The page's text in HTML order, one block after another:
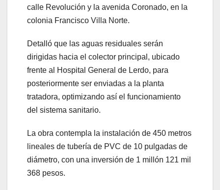
calle Revolución y la avenida Coronado, en la
colonia Francisco Villa Norte.
Detalló que las aguas residuales serán
dirigidas hacia el colector principal, ubicado
frente al Hospital General de Lerdo, para
posteriormente ser enviadas a la planta
tratadora, optimizando así el funcionamiento
del sistema sanitario.
La obra contempla la instalación de 450 metros
lineales de tubería de PVC de 10 pulgadas de
diámetro, con una inversión de 1 millón 121 mil
368 pesos.